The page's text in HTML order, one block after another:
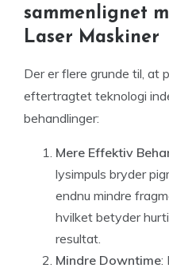
sammenlignet
Laser Maskiner
Der er flere grunde til, at
eftertragtet teknologi
behandlinger:
Mere Effektiv
lysimpuls bryder
endnu mindre
hvilket betyder
resultat.
Mindre Downtime: